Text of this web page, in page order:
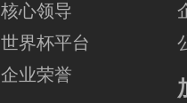
核心领导
世界杯平台
企业荣誉